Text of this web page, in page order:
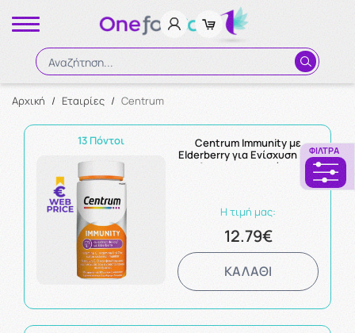
Αναζήτηση...
Αναζήτηση
Αρχική / Εταιρίες / Centrum
ΦΊΛΤΡΑ
13 Πόντοι
Centrum Immunity με
Elderberry για Ενίσχυση του
Ανοσοποιητικού και
Αντιοξειδωτική Δράση 60
Η τιμή μας:
12.79€
ΚΑΛΑΘΙ